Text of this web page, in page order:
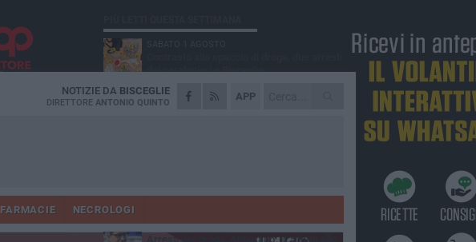
APP
NOTIZIE DA BISCEGLIE
DIRETTORE ANTONIO QUINTO
FARMACIE NECROLOGI
dei carabinieri a Bisceglie
MARTEDÌ 4 AGOSTO
Emergenza caldo, il Comune di Bisceglie
Due auto incendiate nella notte in via Dieta
SABATO 1 AGOSTO
Arresti per droga, Angarano: «La lotta allo